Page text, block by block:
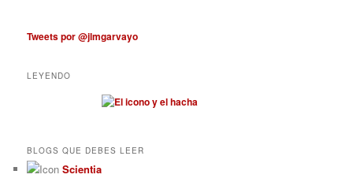
Tweets por @jlmgarvayo
LEYENDO
BLOGS QUE DEBES LEER
Scientia